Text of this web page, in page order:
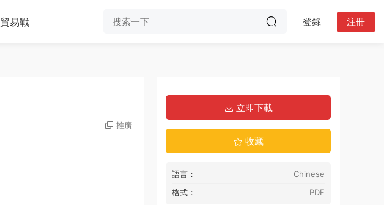
貿易戰 登錄 注冊
推廣
立即下載
收藏
語言：
Chinese
格式：
PDF